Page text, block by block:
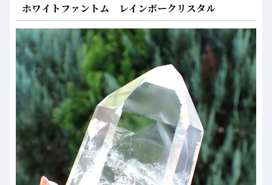
ホワイトファントム レインボークリスタル